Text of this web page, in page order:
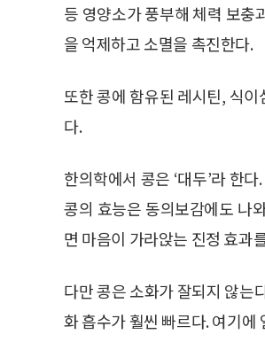
등 영양소가 풍부해 체력 보충
을 억제하고 소멸을 촉진한다.
또한 콩에 함유된 레시틴, 식
다.
한의학에서 콩은 ‘대두’라 한
콩의 효능은 동의보감에도 나
면 마음이 가라앉는 진정 효과
다만 콩은 소화가 잘되지 않는
화 흡수가 훨씬 빠르다. 여기